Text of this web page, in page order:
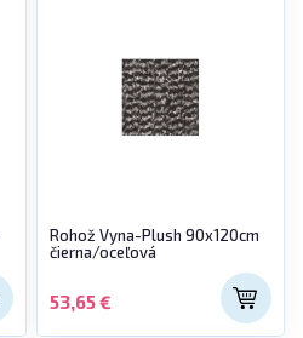
Rohož Vyna-Plush 90x120cm
čierna/oceľová
53,65 €